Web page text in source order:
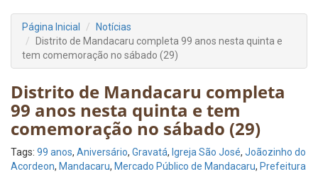
Página Inicial
Notícias
Distrito de Mandacaru completa 99 anos nesta quinta e
tem comemoração no sábado (29)
Distrito de Mandacaru completa
99 anos nesta quinta e tem
comemoração no sábado (29)
Tags: 99 anos, Aniversário, Gravatá, Igreja São José, Joãozinho do
Acordeon, Mandacaru, Mercado Público de Mandacaru, Prefeitura